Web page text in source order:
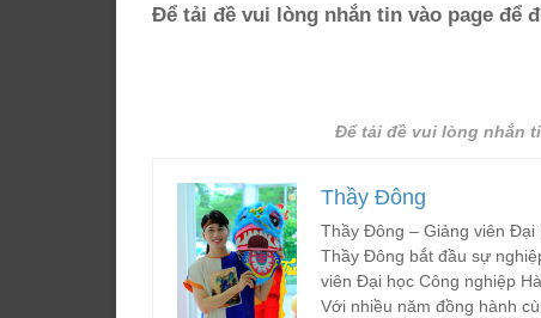
Để tải đề vui lòng nhắn tin vào page để
Để tải đề vui lòng nhắn
Thầy Đông
Thầy Đông – Giảng viên Đại
Thầy Đông bắt đầu sự
viên Đại học Công nghiệp
Với nhiều năm đồng hành